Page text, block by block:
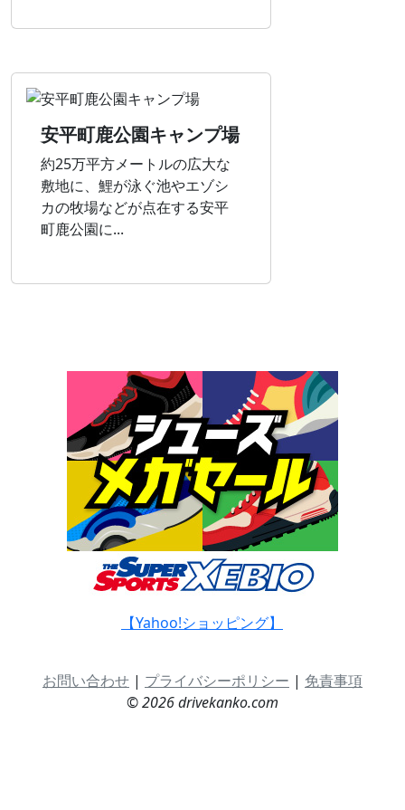
安平町鹿公園キャンプ場
約25万平方メートルの広大な
敷地に、鯉が泳ぐ池やエゾシ
カの牧場などが点在する安平
町鹿公園に...
【Yahoo!ショッピング】
お問い合わせ | プライバシーポリシー | 免責事項
© 2026 drivekanko.com